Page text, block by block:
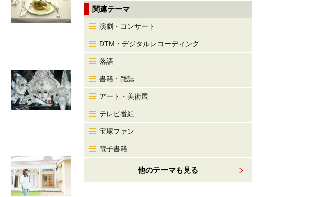
関連テーマ
演劇・コンサート
DTM・デジタルレコーディング
落語
書籍・雑誌
アート・美術展
テレビ番組
宝塚ファン
電子書籍
他のテーマも見る